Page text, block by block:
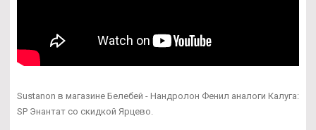
Sustanon в магазине Белебей - Нандролон Фенил аналоги Калуга:
SP Энантат со скидкой Ярцево.